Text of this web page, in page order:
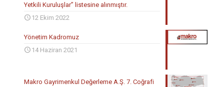
Yetkili Kuruluşlar” listesine alınmıştır.
12 Ekim 2022
Yönetim Kadromuz
14 Haziran 2021
Makro Gayrimenkul Değerleme A.Ş. 7. Coğrafi